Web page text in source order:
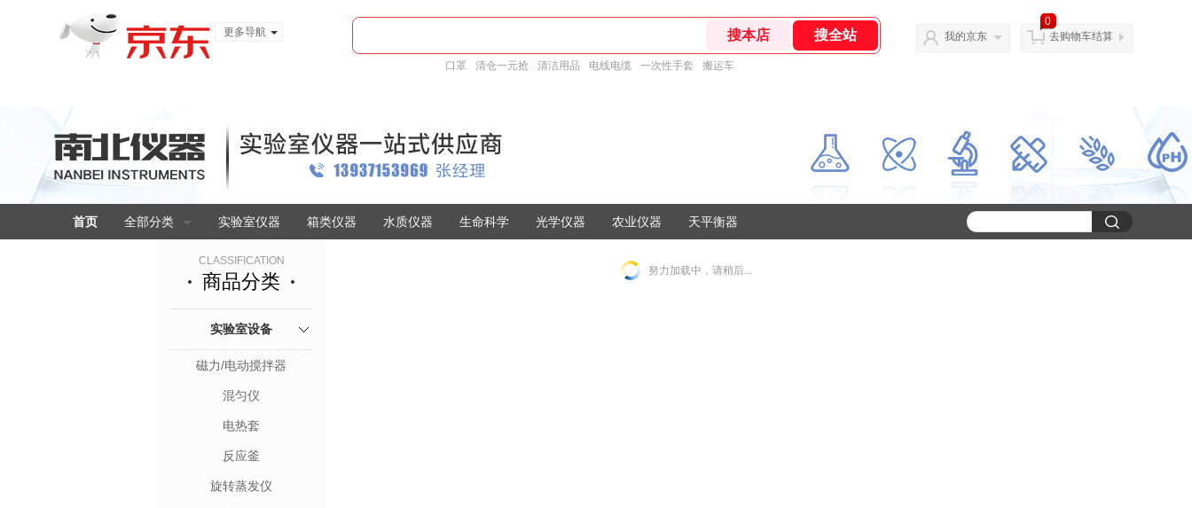
更多导航
口罩 清仓一元抢 清洁用品 电线电缆 一次性手套 搬运车
我的京东
0
去购物车结算
首页 全部分类 实验室仪器 箱类仪器 水质仪器 生命科学 光学仪器 农业仪器 天平衡器
CLASSIFICATION
商品分类
实验室设备
磁力/电动搅拌器
混匀仪
电热套
反应釜
旋转蒸发仪
努力加载中，请稍后...